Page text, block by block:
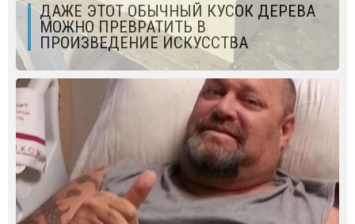
ДАЖЕ ЭТОТ ОБЫЧНЫЙ КУСОК ДЕРЕВА
МОЖНО ПРЕВРАТИТЬ В
ПРОИЗВЕДЕНИЕ ИСКУССТВА